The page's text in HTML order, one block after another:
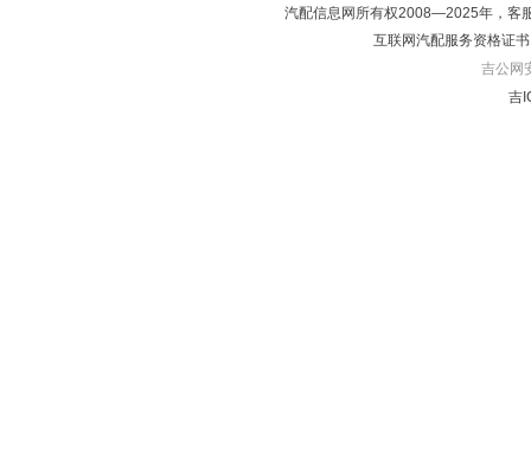
汽配信息网所有权2008—2025年，客
互联网汽配服务资格证
吉公网
吉